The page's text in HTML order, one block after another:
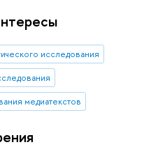
исследования
медиатекстов